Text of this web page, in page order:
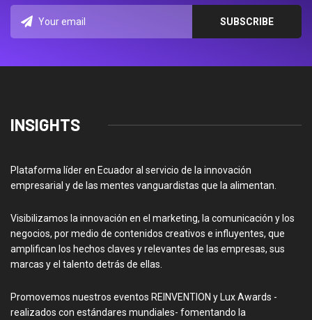
INSIGHTS
Plataforma líder en Ecuador al servicio de la innovación
empresarial y de las mentes vanguardistas que la alimentan.
Visibilizamos la innovación en el marketing, la comunicación y los
negocios, por medio de contenidos creativos e influyentes, que
amplifican los hechos claves y relevantes de las empresas, sus
marcas y el talento detrás de ellas.
Promovemos nuestros eventos REINVENTION y Lux Awards -
realizados con estándares mundiales- fomentando la